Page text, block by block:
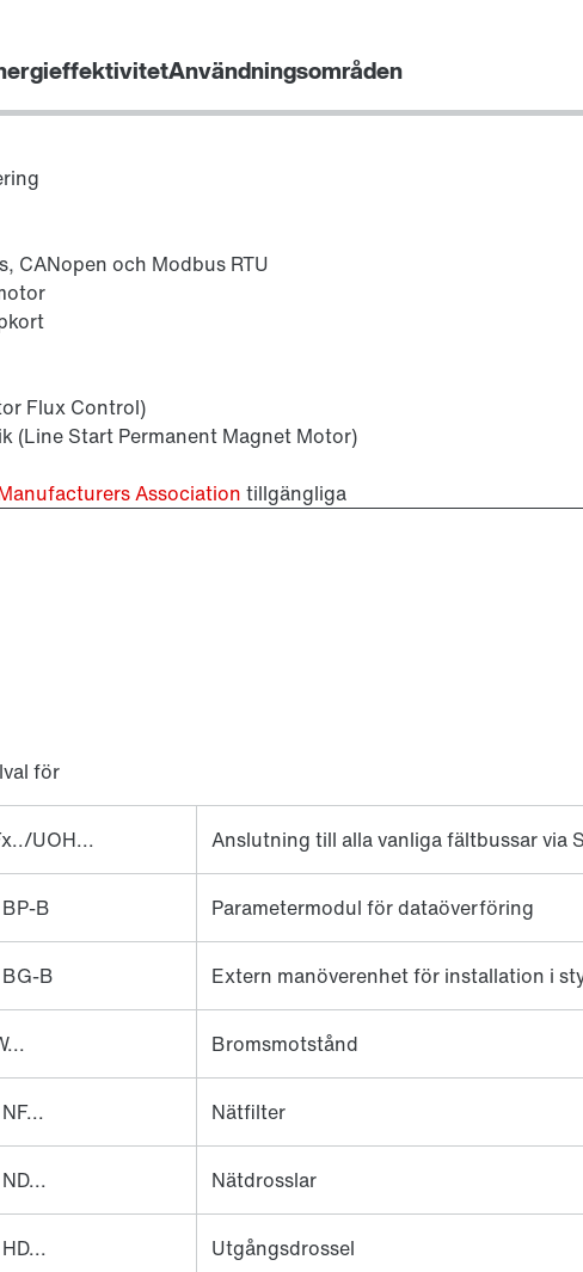
Användningsområden
CANopen och Modbus RTU
Flux Control)
(Line Start Permanent Magnet Motor)
Association tillgängliga
för
UOH... Anslutning till alla vanliga fältbussar via
BP-B Parametermodul för dataöverföring
BG-B Extern manöverenhet för installation i
Bromsmotstånd
Nätfilter
Nätdrosslar
Utgångsdrossel